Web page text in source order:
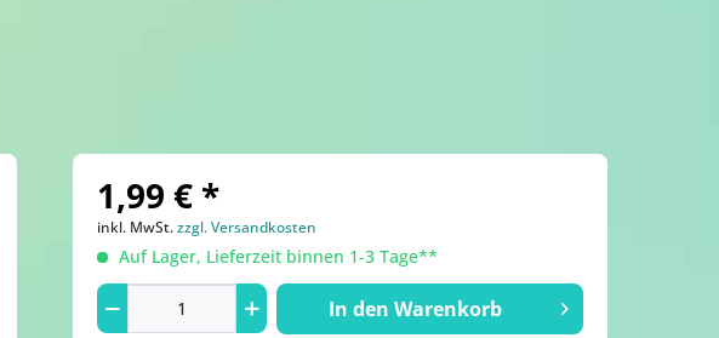
1,99 € *
inkl. MwSt.zzgl. Versandkosten
Auf Lager, Lieferzeit binnen 1-3 Tage**
In den Warenkorb